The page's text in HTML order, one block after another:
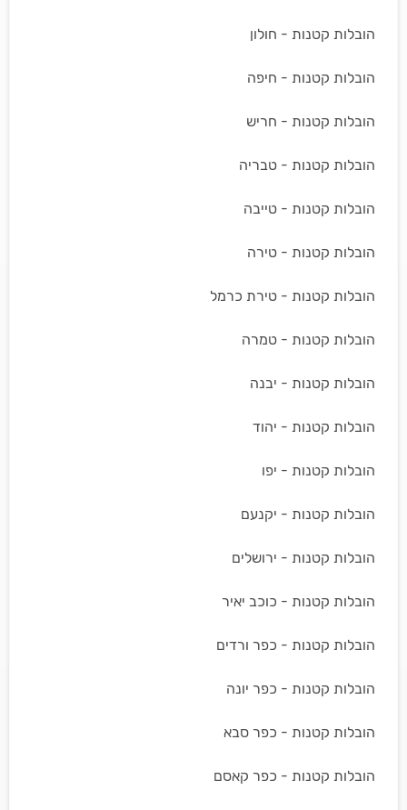
הובלות קטנות - חולון
הובלות קטנות - חיפה
הובלות קטנות - חריש
הובלות קטנות - טבריה
הובלות קטנות - טייבה
הובלות קטנות - טירה
הובלות קטנות - טירת כרמל
הובלות קטנות - טמרה
הובלות קטנות - יבנה
הובלות קטנות - יהוד
הובלות קטנות - יפו
הובלות קטנות - יקנעם
הובלות קטנות - ירושלים
הובלות קטנות - כוכב יאיר
הובלות קטנות - כפר ורדים
הובלות קטנות - כפר יונה
הובלות קטנות - כפר סבא
הובלות קטנות - כפר קאסם